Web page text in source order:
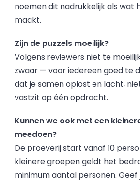
noemen dit nadrukkelijk als wat
maakt.
Zijn de puzzels moeilijk?
Volgens reviewers niet te
zwaar — voor iedereen goed te
dat je samen oplost en lacht,
vastzit op één opdracht.
Kunnen we ook met een
meedoen?
De proeverij start vanaf 10
kleinere groepen geldt het
minimum aantal personen. Geef